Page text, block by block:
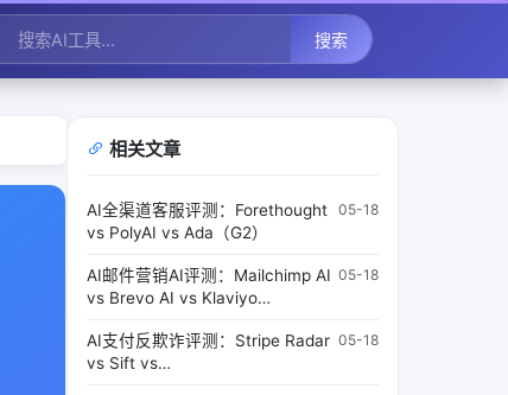
搜索
相关文章
AI全渠道客服评测：Forethought
vs PolyAI vs Ada（G2）
05-18
AI邮件营销AI评测：Mailchimp AI
vs Brevo AI vs Klaviyo
05-18
AI支付反欺诈评测：Stripe Radar
vs Sift vs
05-18